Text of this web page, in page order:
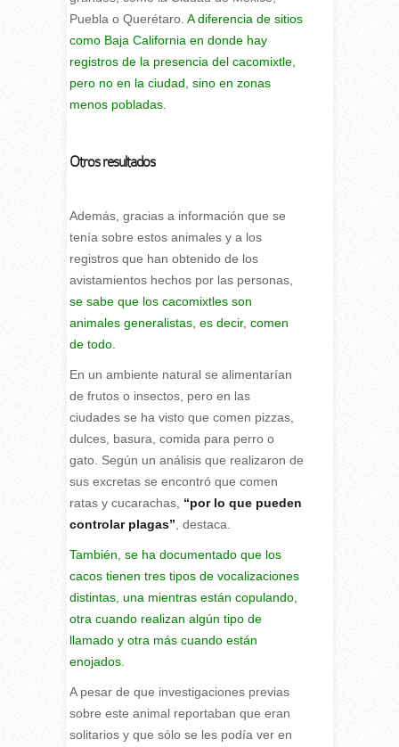
Puebla o Querétaro. A diferencia de sitios
como Baja California en donde hay
registros de la presencia del cacomixtle,
pero no en la ciudad, sino en zonas
menos pobladas.
Otros resultados
Además, gracias a información que se
tenía sobre estos animales y a los
registros que han obtenido de los
avistamientos hechos por las personas,
se sabe que los cacomixtles son
animales generalistas, es decir, comen
de todo.
En un ambiente natural se alimentarían
de frutos o insectos, pero en las
ciudades se ha visto que comen pizzas,
dulces, basura, comida para perro o
gato. Según un análisis que realizaron de
sus excretas se encontró que comen
ratas y cucarachas, “por lo que pueden
controlar plagas” , destaca.
También, se ha documentado que los
cacos tienen tres tipos de vocalizaciones
distintas, una mientras están copulando,
otra cuando realizan algún tipo de
llamado y otra más cuando están
enojados.
A pesar de que investigaciones previas
sobre este animal reportaban que eran
solitarios y que sólo se les podía ver en